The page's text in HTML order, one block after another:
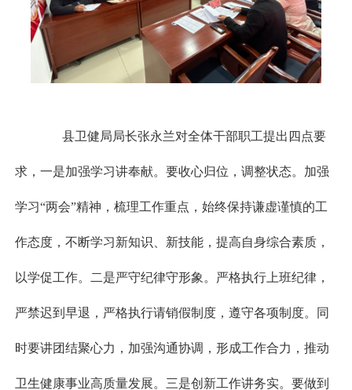
县卫健局局长张永兰对全体干部职工提出四点要
求，一是加强学习讲奉献。要收心归位，调整状态。加强
学习“两会”精神，梳理工作重点，始终保持谦虚谨慎的工
作态度，不断学习新知识、新技能，提高自身综合素质，
以学促工作。二是严守纪律守形象。严格执行上班纪律，
严禁迟到早退，严格执行请销假制度，遵守各项制度。同
时要讲团结聚心力，加强沟通协调，形成工作合力，推动
卫生健康事业高质量发展。三是创新工作讲务实。要做到